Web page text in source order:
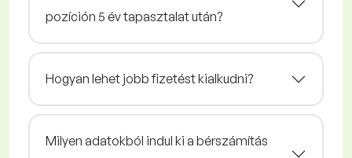
pozíción 5 év tapasztalat után?
Hogyan lehet jobb fizetést kialkudni?
Milyen adatokból indul ki a bérszámítás